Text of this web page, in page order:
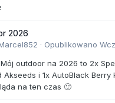
2026
· Opublikowano
outdoor na 2026 to 2x
Akseeds i 1x AutoBlack Berry
na ten czas 🙂